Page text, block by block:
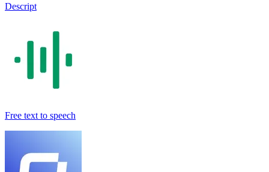
Descript
Free text to speech